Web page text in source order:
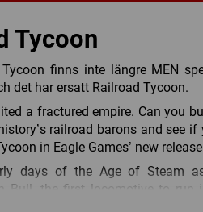
Tycoon
Tycoon finns inte längre MEN
det har ersatt Railroad Tycoon.
a fractured empire. Can you
railroad barons and see
in Eagle Games’ new
days of the Age of Steam
Bull, the first locomotive to run
card). From there, build